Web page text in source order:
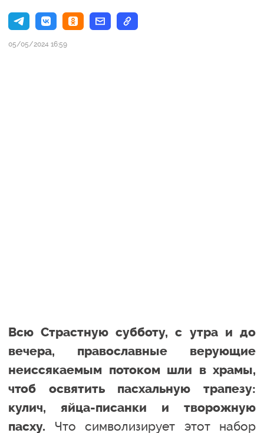
05/05/2024 16:59
Всю Страстную субботу, с утра и до
вечера, православные верующие
неиссякаемым потоком шли в храмы,
чтоб освятить пасхальную трапезу:
кулич, яйца-писанки и творожную
пасху. Что символизирует этот набор